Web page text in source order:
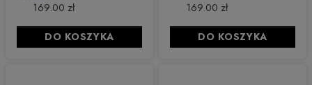
169.00 zł
DO KOSZYKA
169.00 zł
DO KOSZYKA